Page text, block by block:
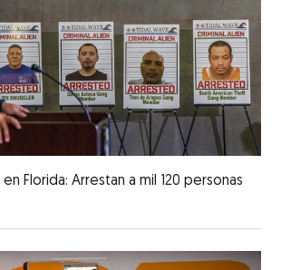
Florida: Arrestan a mil 120 personas